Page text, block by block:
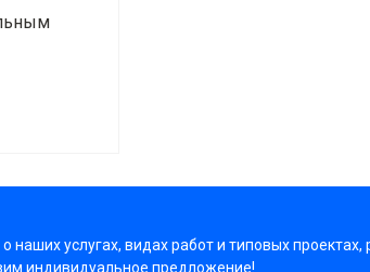
наших услугах, видах работ и типовых проектах,
индивидуальное предложение!